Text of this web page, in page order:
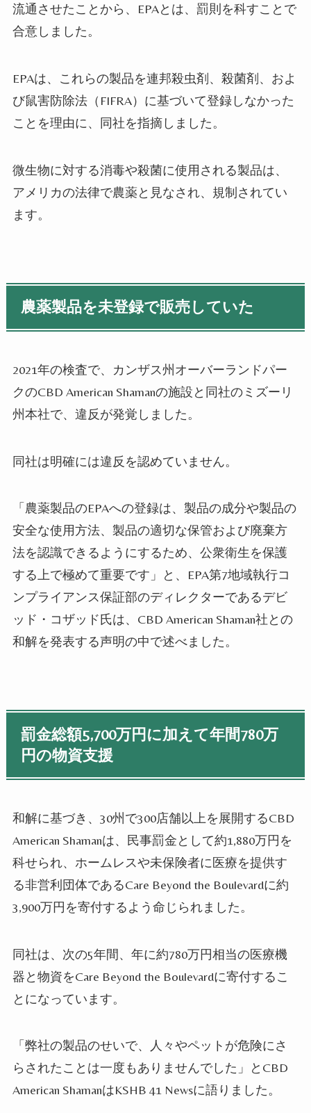
流通させたことから、 EPAとは、罰則を科すことで
合意しました。
EPAは、これらの製品を連邦殺虫剤、殺菌剤、およ
び鼠害防除法（ FIFRA）に基づいて登録しなかった
ことを理由に、同社を指摘しました。
微生物に対する消毒や殺菌に使用される製品は、
アメリカの法律で農薬と見なされ、規制されてい
ます。
農薬製品を未登録で販売していた
2021年の検査で、カンザス州オーバーランドパー
クのCBD American Shamanの施設と同社のミズーリ
州本社で、違反が発覚しました。
同社は明確には違反を認めていません。
「農薬製品のEPAへの登録は、製品の成分や製品の
安全な使用方法、製品の適切な保管および廃棄方
法を認識できるようにするため、公衆衛生を保護
する上で極めて重要です」と、 EPA第7地域執行コ
ンプライアンス保証部のディレクターであるデビ
ッド・コザッド氏は、 CBD American Shaman社との
和解を発表する声明の中で述べました。
罰金総額5,700万円に加えて年間780万
円の物資支援
和解に基づき、 30州で300店舗以上を展開するCBD
American Shamanは、民事罰金として約1,880万円を
科せられ、ホームレスや未保険者に医療を提供す
る非営利団体であるCare Beyond the Boulevardに約
3,900万円を寄付するよう命じられました。
同社は、次の5年間、年に約780万円相当の医療機
器と物資をCare Beyond the Boulevardに寄付するこ
とになっています。
「弊社の製品のせいで、人々やペットが危険にさ
らされたことは一度もありませんでした」と CBD
American ShamanはKSHB 41 Newsに語りました。